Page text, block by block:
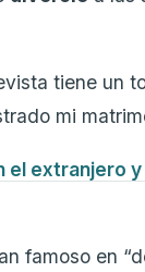
tiene un
mi
el extranjero
famoso en